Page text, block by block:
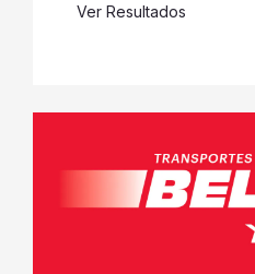
Ver Resultados